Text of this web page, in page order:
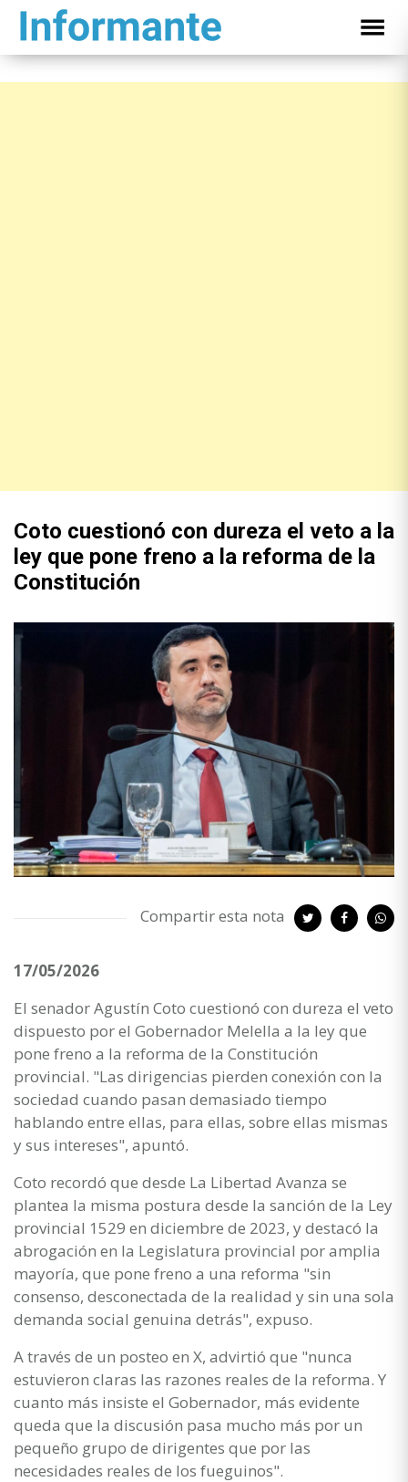
Coto cuestionó con dureza el veto a la
ley que pone freno a la reforma de la
Constitución
Compartir esta nota
17/05/2026
El senador Agustín Coto cuestionó con dureza el veto
dispuesto por el Gobernador Melella a la ley que
pone freno a la reforma de la Constitución
provincial. "Las dirigencias pierden conexión con la
sociedad cuando pasan demasiado tiempo
hablando entre ellas, para ellas, sobre ellas mismas
y sus intereses", apuntó.
Coto recordó que desde La Libertad Avanza se
plantea la misma postura desde la sanción de la Ley
provincial 1529 en diciembre de 2023, y destacó la
abrogación en la Legislatura provincial por amplia
mayoría, que pone freno a una reforma "sin
consenso, desconectada de la realidad y sin una sola
demanda social genuina detrás", expuso.
A través de un posteo en X, advirtió que "nunca
estuvieron claras las razones reales de la reforma. Y
cuanto más insiste el Gobernador, más evidente
queda que la discusión pasa mucho más por un
pequeño grupo de dirigentes que por las
necesidades reales de los fueguinos".